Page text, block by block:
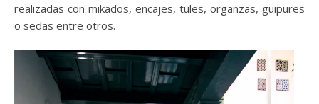
realizadas con mikados, encajes, tules, organzas, guipures
o sedas entre otros.